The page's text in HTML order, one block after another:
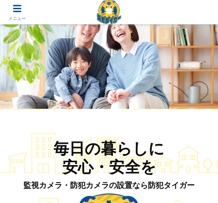
毎日の暮らしに
安心・安全を
監視カメラ・防犯カメラの設置なら防犯タイガー
メニュー